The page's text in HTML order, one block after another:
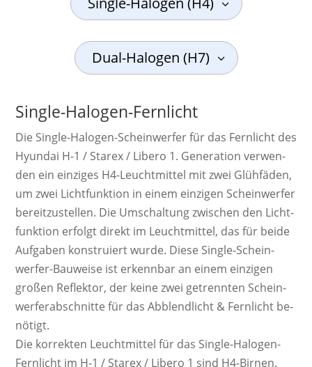
Dual-Halogen (H7)
Single-Halogen-Fernlicht
Die Single-Ha­lo­gen-Schein­werf­er für das Fernlicht des
Hyundai H-1 / Starex / Libero 1. Ge­ne­ra­ti­on ver­wen­
den ein ein­zi­ges H4-Leucht­mit­tel mit zwei Glüh­fäden,
um zwei Licht­funk­tion in einem ein­zi­gen Schein­werf­er
bereit­zu­stel­len. Die Um­schal­tung zwi­schen den Licht­
funk­tion er­folgt di­rekt im Leucht­mittel, das für beide
Auf­ga­ben kons­tru­iert wurde. Diese Single-Schein­
werf­er-Bau­weise ist er­kenn­bar an einem ein­zi­gen
großen Re­flek­tor, der keine zwei ge­trenn­ten Schein­
werf­er­ab­schnit­te für das Ab­blend­licht & Fern­licht be­
nö­tigt.
Die kor­rek­ten Leucht­mittel für das Single-Halogen-
Fernlicht im H-1 / Starex / Libero 1 sind H4-Birnen.